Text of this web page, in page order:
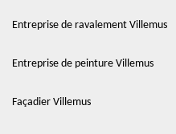
Entreprise de ravalement Villemus
Entreprise de peinture Villemus
Façadier Villemus